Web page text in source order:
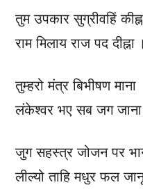
तुम उपकार सुग्रीवहिं
राम मिलाय राज पद दीह्ना
तुम्हरो मंत्र बिभीषण माना
लंकेश्वर भए सब जग
जुग सहस्त्र जोजन पर
लील्यो ताहि मधुर फल